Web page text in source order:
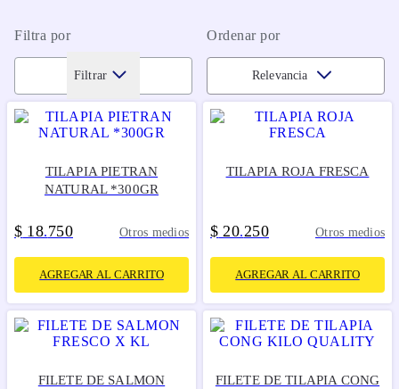
Filtra por Ordenar por
Filtrar Relevancia
TILAPIA PIETRAN
NATURAL *300GR
$ 18.750 Otros medios
AGREGAR AL CARRITO
TILAPIA ROJA FRESCA
$ 20.250 Otros medios
AGREGAR AL CARRITO
FILETE DE SALMON
FILETE DE TILAPIA CONG